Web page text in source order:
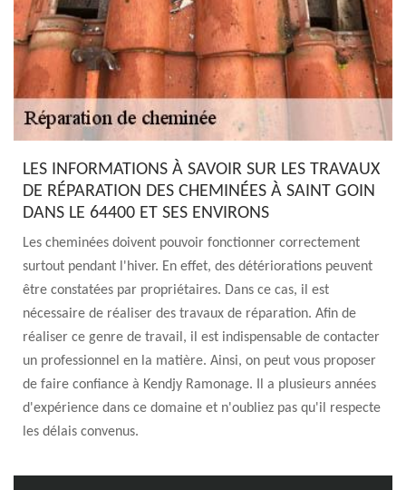
LES INFORMATIONS À SAVOIR SUR LES TRAVAUX
DE RÉPARATION DES CHEMINÉES À SAINT GOIN
DANS LE 64400 ET SES ENVIRONS
Les cheminées doivent pouvoir fonctionner correctement
surtout pendant l'hiver. En effet, des détériorations peuvent
être constatées par propriétaires. Dans ce cas, il est
nécessaire de réaliser des travaux de réparation. Afin de
réaliser ce genre de travail, il est indispensable de contacter
un professionnel en la matière. Ainsi, on peut vous proposer
de faire confiance à Kendjy Ramonage. Il a plusieurs années
d'expérience dans ce domaine et n'oubliez pas qu'il respecte
les délais convenus.